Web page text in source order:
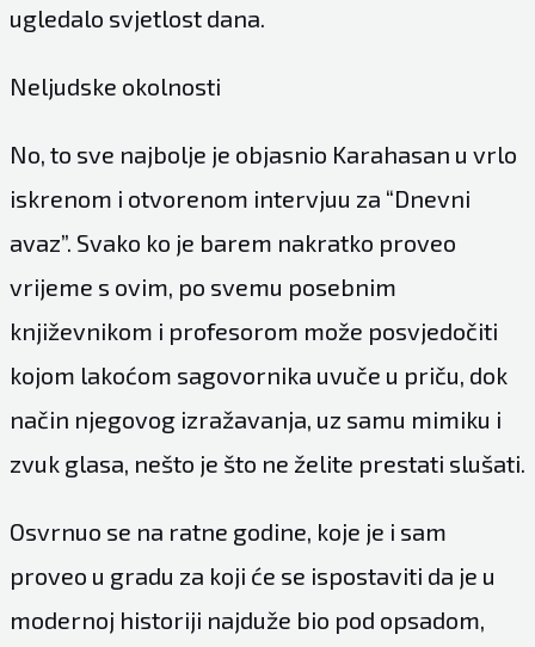
ugledalo svjetlost dana.
Neljudske okolnosti
No, to sve najbolje je objasnio Karahasan u vrlo
iskrenom i otvorenom intervjuu za “Dnevni
avaz”. Svako ko je barem nakratko proveo
vrijeme s ovim, po svemu posebnim
književnikom i profesorom može posvjedočiti
kojom lakoćom sagovornika uvuče u priču, dok
način njegovog izražavanja, uz samu mimiku i
zvuk glasa, nešto je što ne želite prestati slušati.
Osvrnuo se na ratne godine, koje je i sam
proveo u gradu za koji će se ispostaviti da je u
modernoj historiji najduže bio pod opsadom,